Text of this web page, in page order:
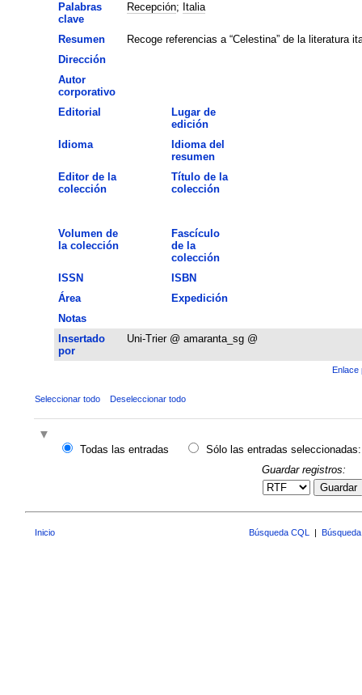
Palabras
clave
Recepción; Italia
Resumen
Recoge referencias a “Celestina” de la literatura
Dirección
Autor
corporativo
Editorial
Lugar de
edición
Idioma
Idioma del
resumen
Editor de la
colección
Título de la
colección
Volumen de
la colección
Fascículo
de la
colección
ISSN
ISBN
Área
Expedición
Notas
Insertado
por
Uni-Trier @ amaranta_sg @
Enlace
Seleccionar todo Deseleccionar todo
Todas las entradas
Sólo las entradas seleccionadas:
Guardar registros:
Guardar
Inicio Búsqueda CQL